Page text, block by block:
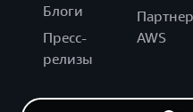
Блоги
Пресс-
релизы
AWS